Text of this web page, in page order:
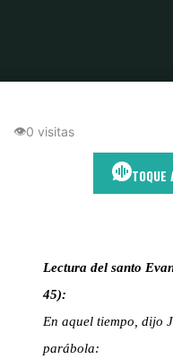
👁0 visitas
TOQUE
Lectura del santo
45):
En aquel tiempo, dijo
parábola: